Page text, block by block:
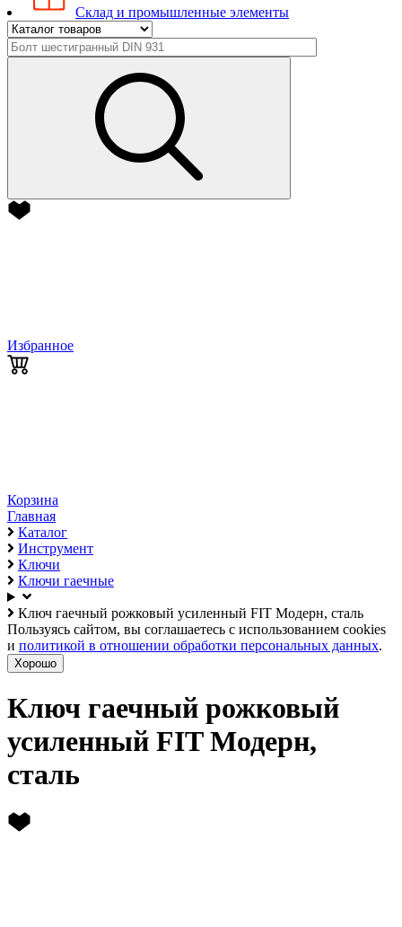
Склад и промышленные элементы
Избранное
Корзина
Главная
Каталог
Инструмент
Ключи
Ключи гаечные
Ключ гаечный рожковый усиленный FIT Модерн, сталь
Пользуясь сайтом, вы соглашаетесь с использованием cookies
и политикой в отношении обработки персональных данных.
Хорошо
Ключ гаечный рожковый
усиленный FIT Модерн,
сталь